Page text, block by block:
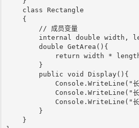
    class Rectangle
    {
        // 成员变量
internal double width,
        double GetArea(){
return width *
        }
        public void Display(){
Console.WriteLine("长
Console.WriteLine("长
Console.WriteLine("长
        }
    }